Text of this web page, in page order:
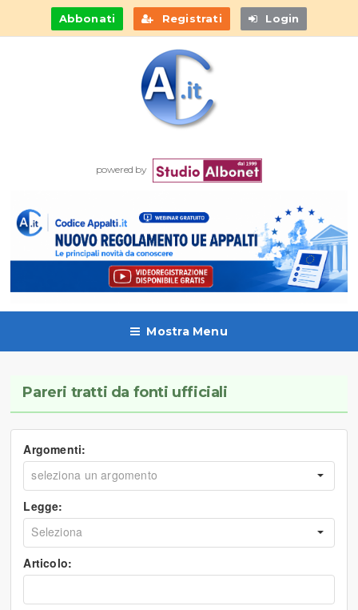
Abbonati Registrati Login
powered by
Mostra Menu
Pareri tratti da fonti ufficiali
Argomenti:
Legge:
Articolo: